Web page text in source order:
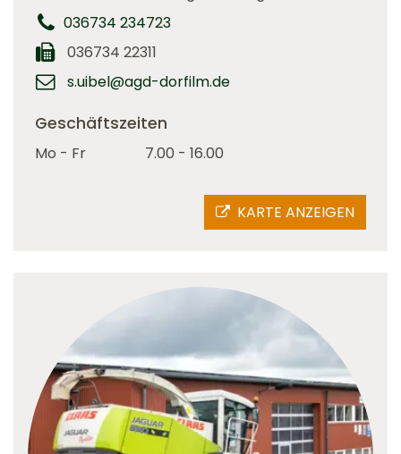
036734 234723
036734 22311
s.uibel@agd-dorfilm.de
Geschäftszeiten
Mo - Fr 7.00 - 16.00
KARTE ANZEIGEN